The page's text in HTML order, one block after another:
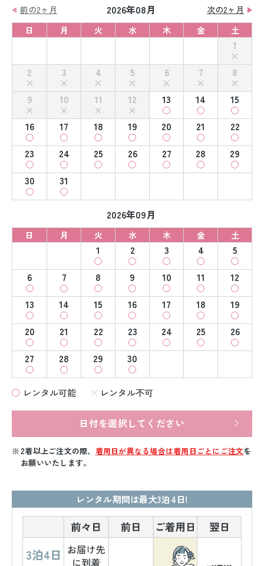
前の2ヶ月 2026年08月
次の2ヶ月
日
月 火 水 木 金 土
1
2
3 4 5 6 7
8
9
10 11 12 13 14
15
16
17 18 19 20 21
22
23
24 25 26 27 28
29
30
31
2026年09月
日 月 火 水 木 金 土
1 2 3 4
5
6
7 8 9 10 11
12
13
14 15 16 17 18
19
20
21 22 23 24 25
26
27
28 29 30
レンタル可能 レンタル不可
日付を選択してください
2着以上ご注文の際、 着用日が異なる場合は着用日ごとにご注文を
お願いいたします。
レンタル期間は最大3泊4日!